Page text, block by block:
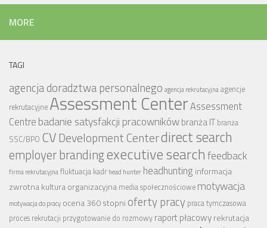
MORE
TAGI
agencja doradztwa personalnego agencja rekrutacyjnaagencje
rekrutacyjne Assessment CenterAssessment
Centre badanie satysfakcji pracownikówbranża IT branża
SSC/BPO CV Development Centerdirect search
employer brandingexecutive searchfeedback
firma rekrutacyjnafluktuacja kadr head hunter headhunting informacja
zwrotnakultura organizacyjna media społecznościowe motywacja
motywacja do pracy ocena 360 stopni oferty pracy praca tymczasowa
proces rekrutacji przygotowanie do rozmowy raport płacowyrekrutacja